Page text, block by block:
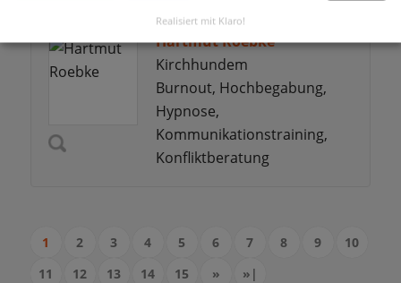
Hartmut Roebke
Kirchhundem
Burnout, Hochbegabung,
Hypnose,
Kommunikationstraining,
Konfliktberatung
1 2 3 4 5 6 7 8 9
10
11
12 13 14 15 » »|
Realisiert mit Klaro!